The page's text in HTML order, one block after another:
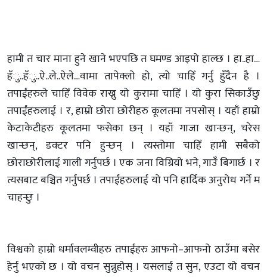
हामी त चार माना हुने खाने भएपछि त घमण्ड आइपो हाल्छ । हा..हा…
हँु..हँु..ऐ..ले..ऐले…वामा तापेक्लो हो, त्यो चाहिँ गर्नु हुँदैन है ।
तपाईंहरुले चाहिँ विवेक राख्नु यो कुरामा चाहिँ । यो कुरा सिकाउँछु
तपाईंहरुलाई । र, हाम्रो छोरा छोरीहरु कूलतमा नपसोस् । यहाँ हाम्रो
केटाकेटीहरु कूलतमा फसेका छन् । यहाँ गाजा खान्छन्, चरेस
खान्छन्, डक्टर पनि हुन्छन् । त्यस्तोमा चाहिँ हामी सबैको
छोराछोरीलाई गाली गर्नुपर्छ । एक जना विग्रियो भने, गाउँ बिगार्छ । र
त्यसबाट बञ्चित गर्नुपर्छ । तपाईंहरुलाई यो पनि हार्दिक अनुरोध गर्ने म
चाहन्छु ।
विश्वको हाम्रो धर्मावलम्वीहरु तपाईंहरु आफनो–आफनो ठाउँमा बसेर
हेर्नु भएको छ । यो वचन सुन्नुहोस् । यसलाई त सुन, एउटा यो वचन